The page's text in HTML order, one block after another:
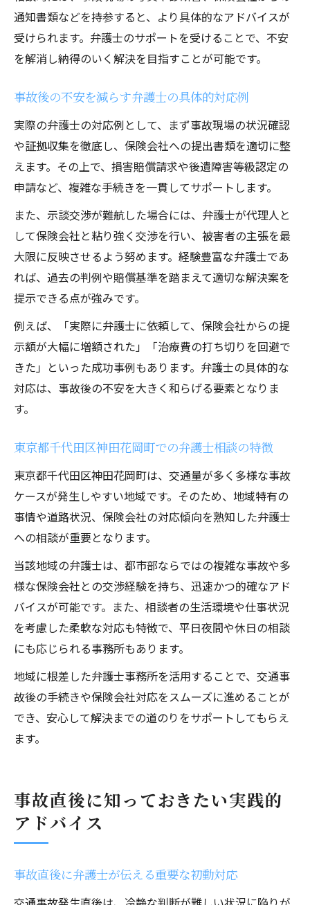
通知書類などを持参すると、より具体的なアドバイスが
受けられます。弁護士のサポートを受けることで、不安
を解消し納得のいく解決を目指すことが可能です。
事故後の不安を減らす弁護士の具体的対応例
実際の弁護士の対応例として、まず事故現場の状況確認
や証拠収集を徹底し、保険会社への提出書類を適切に整
えます。その上で、損害賠償請求や後遺障害等級認定の
申請など、複雑な手続きを一貫してサポートします。
また、示談交渉が難航した場合には、弁護士が代理人と
して保険会社と粘り強く交渉を行い、被害者の主張を最
大限に反映させるよう努めます。経験豊富な弁護士であ
れば、過去の判例や賠償基準を踏まえて適切な解決案を
提示できる点が強みです。
例えば、「実際に弁護士に依頼して、保険会社からの提
示額が大幅に増額された」「治療費の打ち切りを回避で
きた」といった成功事例もあります。弁護士の具体的な
対応は、事故後の不安を大きく和らげる要素となりま
す。
東京都千代田区神田花岡町での弁護士相談の特徴
東京都千代田区神田花岡町は、交通量が多く多様な事故
ケースが発生しやすい地域です。そのため、地域特有の
事情や道路状況、保険会社の対応傾向を熟知した弁護士
への相談が重要となります。
当該地域の弁護士は、都市部ならではの複雑な事故や多
様な保険会社との交渉経験を持ち、迅速かつ的確なアド
バイスが可能です。また、相談者の生活環境や仕事状況
を考慮した柔軟な対応も特徴で、平日夜間や休日の相談
にも応じられる事務所もあります。
地域に根差した弁護士事務所を活用することで、交通事
故後の手続きや保険会社対応をスムーズに進めることが
でき、安心して解決までの道のりをサポートしてもらえ
ます。
事故直後に知っておきたい実践的
アドバイス
事故直後に弁護士が伝える重要な初動対応